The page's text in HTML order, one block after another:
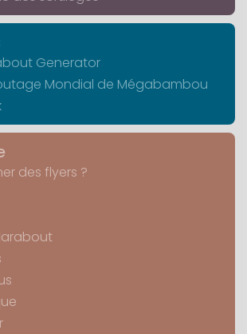
Generator
Mondial de Mégabambou
des flyers ?